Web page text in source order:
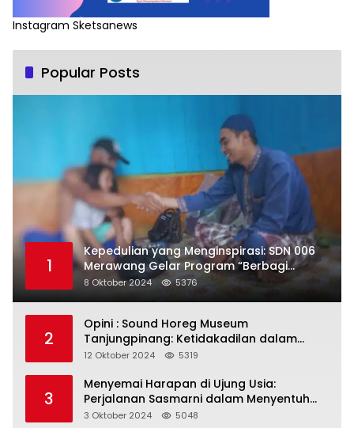
Instagram Sketsanews
Popular Posts
1
Kepedulian yang Menginspirasi: SDN 006
Merawang Gelar Program “Berbagi
Segenggam Beras”
8 Oktober 2024 5376
2
Opini : Sound Horeg Museum
Tanjungpinang: Ketidakadilan dalam
Representasi
12 Oktober 2024 5319
3
Menyemai Harapan di Ujung Usia:
Perjalanan Sasmarni dalam Menyentuh
Hati dan Jiwa
3 Oktober 2024 5048